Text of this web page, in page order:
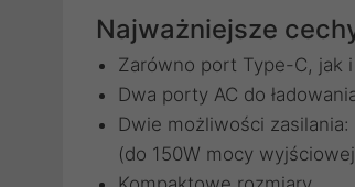
Najważniejsze
Zarówno port Type-C, jak
Dwa porty AC do
Dwie możliwości
(do 150W mocy